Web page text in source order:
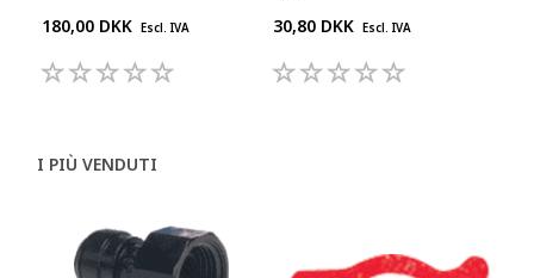
180,00 DKK Escl. IVA
30,80 DKK Escl. IVA
I PIÙ VENDUTI